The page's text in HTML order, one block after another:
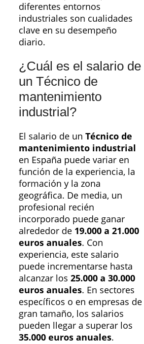
diferentes entornos
industriales son cualidades
clave en su desempeño
diario.
¿Cuál es el salario de
un Técnico de
mantenimiento
industrial?
El salario de un Técnico de
mantenimiento industrial
en España puede variar en
función de la experiencia, la
formación y la zona
geográfica. De media, un
profesional recién
incorporado puede ganar
alrededor de 19.000 a 21.000
euros anuales. Con
experiencia, este salario
puede incrementarse hasta
alcanzar los 25.000 a 30.000
euros anuales. En sectores
específicos o en empresas de
gran tamaño, los salarios
pueden llegar a superar los
35.000 euros anuales.